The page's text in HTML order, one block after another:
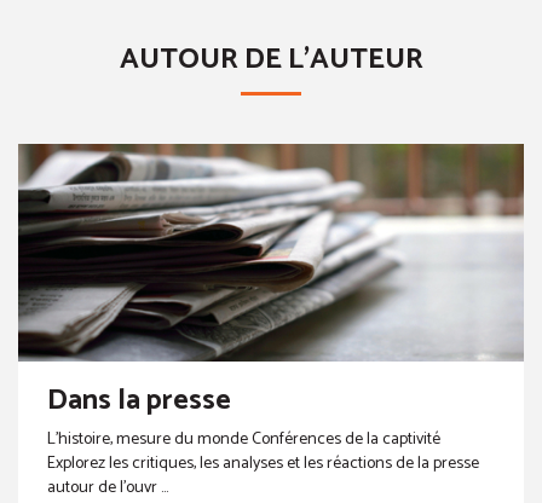
AUTOUR DE L'AUTEUR
Dans la presse
L’histoire, mesure du monde Conférences de la captivité
Explorez les critiques, les analyses et les réactions de la presse
autour de l’ouvr ...